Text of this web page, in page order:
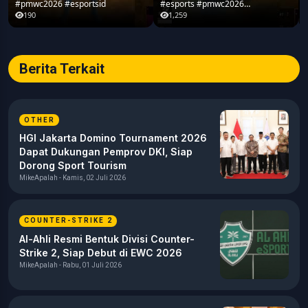
#pmwc2026 #esportsid
190
#esports #pmwc2026
#pubgmobile #teamrrq
1,259
Berita Terkait
OTHER
HGI Jakarta Domino Tournament 2026
Dapat Dukungan Pemprov DKI, Siap
Dorong Sport Tourism
MikeApalah - Kamis, 02 Juli 2026
COUNTER-STRIKE 2
Al-Ahli Resmi Bentuk Divisi Counter-
Strike 2, Siap Debut di EWC 2026
MikeApalah - Rabu, 01 Juli 2026